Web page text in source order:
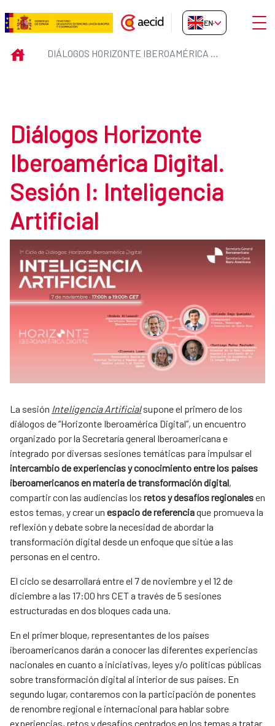
Skip to Main Content
Diálogos Horizonte
EN-GB
INICIO DIÁLOGOS HORIZONTE IBEROAMÉRICA DIGITAL IA
Diálogos Horizonte
Iberoamérica Digital.
Sesión I: Inteligencia
Artificial
La sesión Inteligencia Artificialsupone el primero de los
diálogos de “Horizonte Iberoamérica Digital”, un encuentro
organizado por la Secretaría general Iberoamericana e
integrado por diversas sesiones temáticas para impulsar el
intercambio de experiencias y conocimiento entre los países
iberoamericanos en materia de transformación digital,
compartir con las audiencias los retos y desafíos regionalesen
estos temas, y crear un espacio de referenciaque promueva la
reflexión y debate sobre la necesidad de abordar la
transformación digital desde un enfoque que sitúe a las
personas en el centro.
El ciclo se desarrollará entre el 7 de noviembre y el 12 de
diciembre a las 17:00 hrs CET a través de 5 sesiones
estructuradas en dos bloques cada una.
En el primer bloque, representantes de los países
iberoamericanos darán a conocer las diferentes experiencias
nacionales en cuanto a iniciativas, leyes y/o políticas públicas
sobre transformación digital al interior de sus países. En
segundo lugar, contaremos con la participación de ponentes
de renombre regional e internacional para hablar sobre
experiencias, retos y desafíos centrados en los temas a tratar